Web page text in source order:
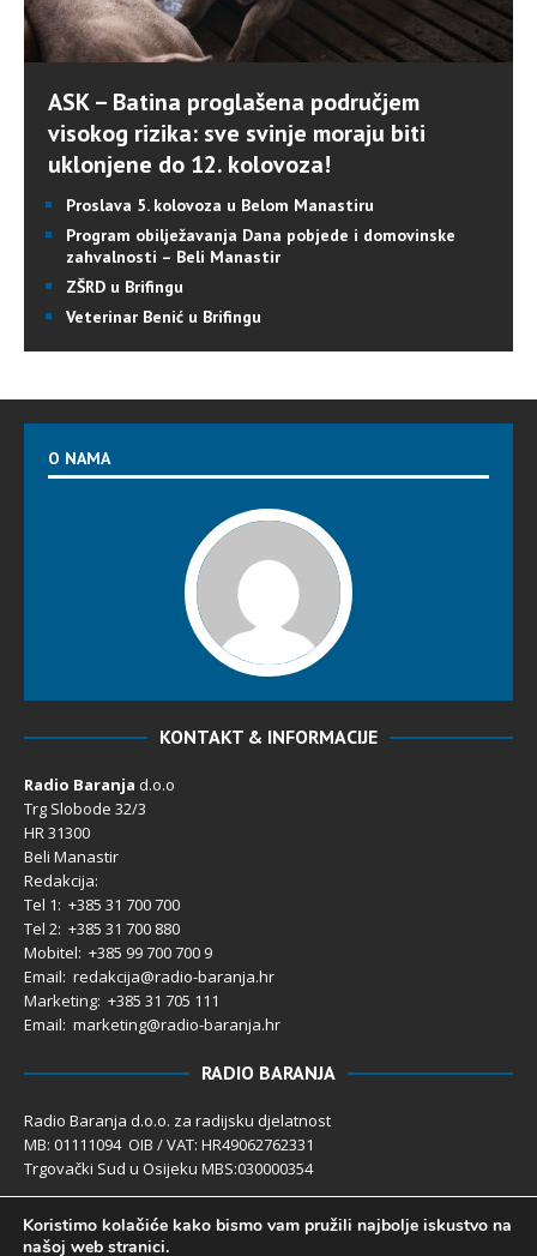
ASK – Batina proglašena područjem
visokog rizika: sve svinje moraju biti
uklonjene do 12. kolovoza!
Proslava 5. kolovoza u Belom Manastiru
Program obilježavanja Dana pobjede i domovinske
zahvalnosti – Beli Manastir
ZŠRD u Brifingu
Veterinar Benić u Brifingu
O NAMA
KONTAKT & INFORMACIJE
Radio Baranja d.o.o
Trg Slobode 32/3
HR 31300
Beli Manastir
Redakcija:
Tel 1: +385 31 700 700
Tel 2: +385 31 700 880
Mobitel: +385 99 700 700 9
Email: redakcija@radio-baranja.hr
Marketing: +385 31 705 111
Email: marketing@radio-baranja.hr
RADIO BARANJA
Radio Baranja d.o.o. za radijsku djelatnost
MB: 01111094 OIB / VAT: HR49062762331
Trgovački Sud u Osijeku MBS:030000354
Temeljni kapital 2.600,00 € uplaćen u cijelosti
Poslovni račun PBZ: 2340009-1100121402
Koristimo kolačiće kako bismo vam pružili najbolje iskustvo na
našoj web stranici.